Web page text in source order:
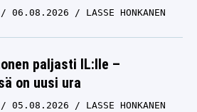
06.08.2026 LASSE HONKANEN
paljasti IL:lle –
on uusi ura
05.08.2026 LASSE HONKANEN